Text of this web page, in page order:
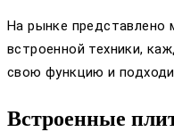
На рынке представлено
встроенной техники,
свою функцию и
Встроенные